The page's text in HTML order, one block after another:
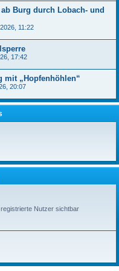
Burg durch Lobach- und
11:22
17:42
mit „Hopfenhöhlen“
20:07
Nutzer sichtbar